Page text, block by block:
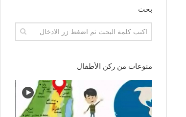
بحث
منوعات من ركن الأطفال